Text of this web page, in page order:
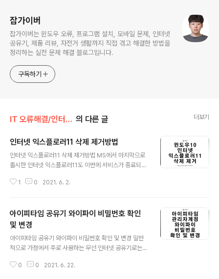
잡가이버
잡가이버는 윈도우 오류, 프로그램 설치, 모바일 문제, 인터넷
공유기, 제품 리뷰, 자전거 생활까지 직접 겪고 해결한 방법을
정리하는 실전 문제 해결 블로그입니다.
구독하기
IT 오류해결/인터넷·공유기 의 다른 글 더보기
인터넷 익스플로러11 삭제 제거방법
인터넷 익스플로러11 삭제 제거방법 MS에서 마지막으로
출시한 인터넷 익스플로러11도 이번에 서비스가 종료되면
트 엣지를 설치해서 사용해야 합니다. 서비스 종료된 인터
러스나 랜섬웨어등의 바이러스에 감염될 수 있기 때문에
기존 브라우저를 사용하는 분들은 인터넷 익스플로러11 제
거방법을 알아보도록 하겠습니다. 참고 : [IT 리뷰/윈도우
Tip] - 인터넷 익스플로러11 다운로드 및 설치방법 윈도우
가장 쉬운 방법은 프로그램 추가/제거로 들어갑니다. [IT
1 0 2021. 6. 2.
아이피타임 공유기 와이파이 비밀번호 확인
및 변경
아이피타임 공유기 와이파이 비밀번호 확인 및 변경 일반
적으로 가정에서 주로 사용하는 무선 인터넷 공유기로는
여러 대의 컴퓨터를 한 대의 인터넷에 연결하거나 5GHz
0 0 2021. 6. 22.